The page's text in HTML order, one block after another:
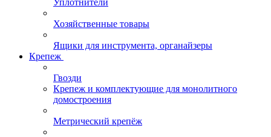
Уплотнители
Хозяйственные товары
Ящики для инструмента, органайзеры
Крепеж
Гвозди
Крепеж и комплектующие для монолитного
домостроения
Метрический крепёж